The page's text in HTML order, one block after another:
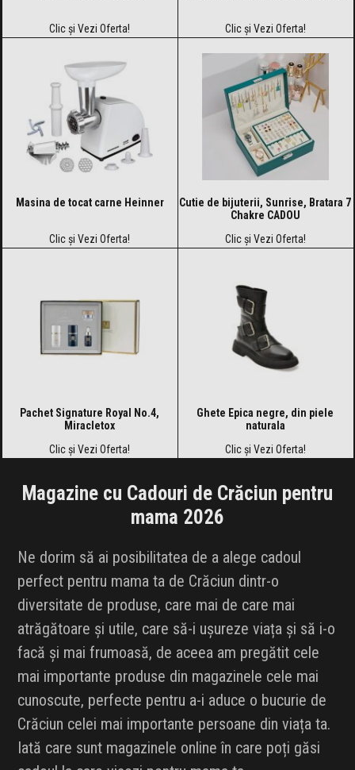
Clic și Vezi Oferta! Clic și Vezi Oferta!
Masina de tocat carne Heinner
Clic și Vezi Oferta!
Cutie de bijuterii, Sunrise, Bratara 7
Chakre CADOU
Clic și Vezi Oferta!
Pachet Signature Royal No.4,
Miracletox
Clic și Vezi Oferta!
Ghete Epica negre, din piele
naturala
Clic și Vezi Oferta!
Magazine cu Cadouri de Crăciun pentru
mama 2026
Ne dorim să ai posibilitatea de a alege cadoul
perfect pentru mama ta de Crăciun dintr-o
diversitate de produse, care mai de care mai
atrăgătoare și utile, care să-i ușureze viața și să i-o
facă și mai frumoasă, de aceea am pregătit cele
mai importante produse din magazinele cele mai
cunoscute, perfecte pentru a-i aduce o bucurie de
Crăciun celei mai importante persoane din viața ta.
Iată care sunt magazinele online în care poți găsi